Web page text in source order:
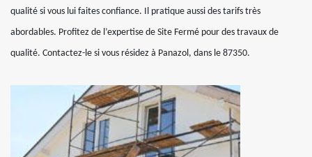
qualité si vous lui faites confiance. Il pratique aussi des tarifs très
abordables. Profitez de l’expertise de Site Fermé pour des travaux de
qualité. Contactez-le si vous résidez à Panazol, dans le 87350.